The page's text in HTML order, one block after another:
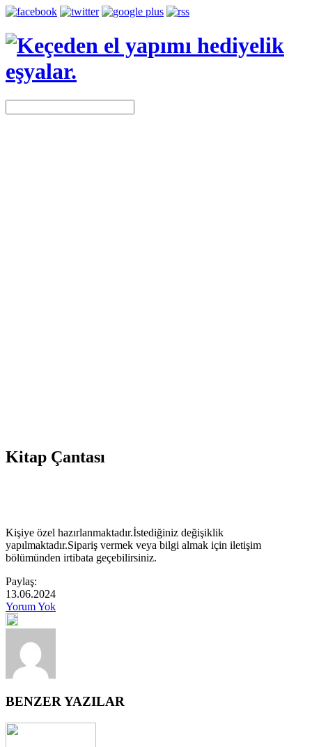
Kitap Çantası
Kişiye özel hazırlanmaktadır.İstediğiniz değişiklik
yapılmaktadır.Sipariş vermek veya bilgi almak için iletişim
bölümünden irtibata geçebilirsiniz.
Paylaş:
13.06.2024
Yorum Yok
BENZER YAZILAR